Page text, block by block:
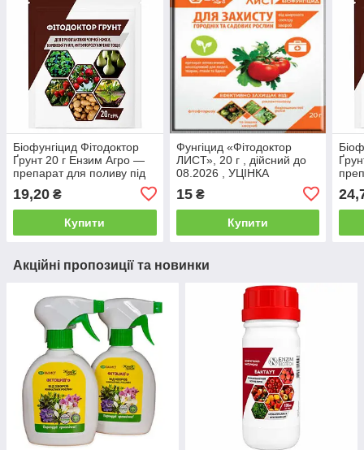
Біофунгіцид Фітодоктор
Ґрунт 20 г Ензим Агро —
препарат для поливу під
19,20 ₴
Купити
Фунгіцид «Фітодоктор
ЛИСТ», 20 г , дійсний до
08.2026 , УЦІНКА
15₴
Купити
Акційні пропозиції та новинки